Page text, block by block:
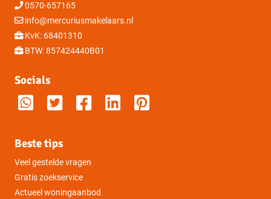
0570-657165
info@mercuriusmakelaars.nl
KvK: 68401310
BTW: 857424440B01
Socials
Beste tips
Veel gestelde vragen
Gratis zoekservice
Actueel woningaanbod